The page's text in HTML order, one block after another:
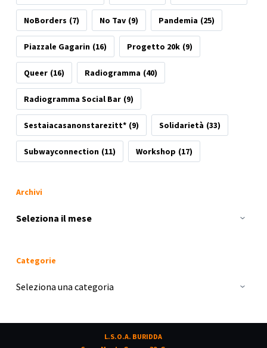
NoBorders (7) No Tav (9) Pandemia (25)
Piazzale Gagarin (16) Progetto 20k (9)
Queer (16) Radiogramma (40)
Radiogramma Social Bar (9)
Sestaiacasanonstarezitt* (9) Solidarietà (33)
Subwayconnection (11) Workshop (17)
Archivi
Archivi
Categorie
Categorie
L.S.O.A. BURIDDA